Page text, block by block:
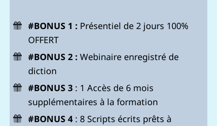
#BONUS 1 : Présentiel de 2 jours 100%
OFFERT
#BONUS 2 : Webinaire enregistré de
diction
#BONUS 3: 1 Accès de 6 mois
supplémentaires à la formation
#BONUS 4 : 8 Scripts écrits prêts à